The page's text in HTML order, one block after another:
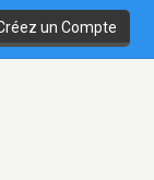
un Compte